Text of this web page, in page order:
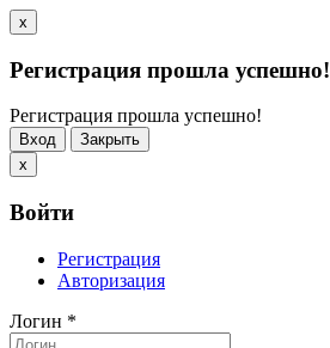
x
Регистрация прошла успешно!
Регистрация прошла успешно!
Вход
Закрыть
x
Войти
Регистрация
Авторизация
Логин *